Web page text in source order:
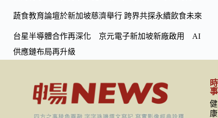
蔬食教育論壇於新加坡慈濟舉行 跨界共探永續飲食未來
台星半導體合作再深化 京元電子新加坡新廠啟用 AI
供應鏈布局再升級
時
事
健
康